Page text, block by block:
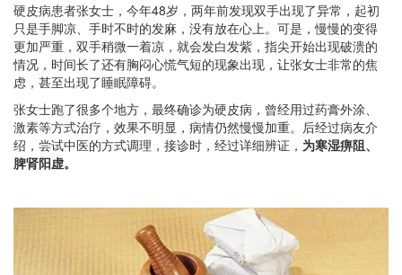
硬皮病患者张女士，今年48岁， 两年前发现双手出现了异常， 起初
只是手脚凉、手时不时的发麻，没有放在心上。可是，慢慢的变得
更加严重，双手稍微一着凉，就会发白发紫，指尖开始出现破溃的
情况，时间长了还有胸闷心慌气短的现象出现，让张女士非常的焦
虑，甚至出现了睡眠障碍。
张女士跑了很多个地方，最终确诊为硬皮病，曾经用过药膏外涂、
激素等方式治疗，效果不明显，病情仍然慢慢加重。后经过病友介
绍，尝试中医的方式调理， 接诊时，经过详细辨证， 为寒湿痹阻、
脾肾阳虚。